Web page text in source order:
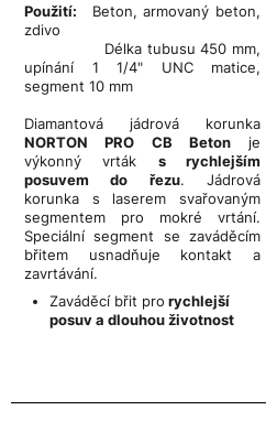
Použití: Beton, armovaný beton,
zdivo
Délka tubusu 450 mm,
upínání 1 1/4" UNC matice,
segment 10 mm
Diamantová jádrová korunka
NORTON PRO CB Betonje
výkonný vrták s rychlejším
posuvem do řezu. Jádrová
korunka s laserem svařovaným
segmentem pro mokré vrtání.
Speciální segment se zaváděcím
břitem usnadňuje kontakt a
zavrtávání.
Zaváděcí břit pro rychlejší
posuva dlouhou životnost